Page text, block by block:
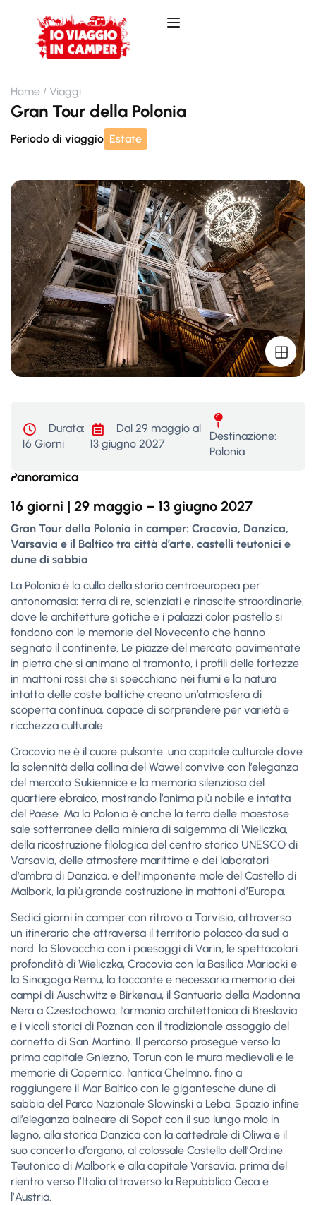
Home Viaggi
Gran Tour della Polonia
Periodo di viaggio Estate
Durata:
16 Giorni
Dal 29 maggio al
13 giugno 2027
Destinazione:
Polonia
Panoramica
16 giorni | 29 maggio – 13 giugno 2027
Gran Tour della Polonia in camper: Cracovia, Danzica,
Varsavia e il Baltico tra città d’arte, castelli teutonici e
dune di sabbia
La Polonia è la culla della storia centroeuropea per
antonomasia: terra di re, scienziati e rinascite straordinarie,
dove le architetture gotiche e i palazzi color pastello si
fondono con le memorie del Novecento che hanno
segnato il continente. Le piazze del mercato pavimentate
in pietra che si animano al tramonto, i profili delle fortezze
in mattoni rossi che si specchiano nei fiumi e la natura
intatta delle coste baltiche creano un’atmosfera di
scoperta continua, capace di sorprendere per varietà e
ricchezza culturale.
Cracovia ne è il cuore pulsante: una capitale culturale dove
la solennità della collina del Wawel convive con l’eleganza
del mercato Sukiennice e la memoria silenziosa del
quartiere ebraico, mostrando l’anima più nobile e intatta
del Paese. Ma la Polonia è anche la terra delle maestose
sale sotterranee della miniera di salgemma di Wieliczka,
della ricostruzione filologica del centro storico UNESCO di
Varsavia, delle atmosfere marittime e dei laboratori
d’ambra di Danzica, e dell’imponente mole del Castello di
Malbork, la più grande costruzione in mattoni d’Europa.
Sedici giorni in camper con ritrovo a Tarvisio, attraverso
un itinerario che attraversa il territorio polacco da sud a
nord: la Slovacchia con i paesaggi di Varin, le spettacolari
profondità di Wieliczka, Cracovia con la Basilica Mariacki e
la Sinagoga Remu, la toccante e necessaria memoria dei
campi di Auschwitz e Birkenau, il Santuario della Madonna
Nera a Czestochowa, l’armonia architettonica di Breslavia
e i vicoli storici di Poznan con il tradizionale assaggio del
cornetto di San Martino. Il percorso prosegue verso la
prima capitale Gniezno, Torun con le mura medievali e le
memorie di Copernico, l’antica Chelmno, fino a
raggiungere il Mar Baltico con le gigantesche dune di
sabbia del Parco Nazionale Slowinski a Leba. Spazio infine
all’eleganza balneare di Sopot con il suo lungo molo in
legno, alla storica Danzica con la cattedrale di Oliwa e il
suo concerto d’organo, al colossale Castello dell’Ordine
Teutonico di Malbork e alla capitale Varsavia, prima del
rientro verso l’Italia attraverso la Repubblica Ceca e
l’Austria.